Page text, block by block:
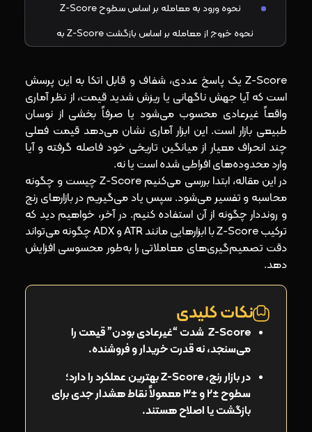
نحوه ورود به معامله بر اساس سطوح Z-Score
نحوه خروج از معامله بر اساس بازگشت Z-Score به
محدوده تعادلی
نحوه تعیین حد ضرر و سود بر اساس سطوح Z-Score
کاربرد Z-Score در معاملات جفتی (Pairs Trading)
معاملات جفتی چیست و چه تفاوتی با ترید معمول
دارد؟
محاسبه Z-Score اسپرد بین دو دارایی همبسته
نحوه ساختاردهی پوزیشن لانگ و شورت با Z-Score در
معاملات جفتی
شناسایی شکست همبستگی و مدیریت ریسک در
معاملات جفتی
نحوه نصب، فعال‌سازی و تنظیمات اندیکاتور Z-Score در
پلتفرم‌های معاملاتی
نحوه نصب، فعال‌سازی و تنظیمات اندیکاتور Z-Score
در تریدینگ ویو
ترکیب Z-Score با سایر ابزارهای تحلیل تکنیکال
Z-Score یک پاسخ عددی، شفاف و قابل‌ اتکا به این پرسش
است که آیا جهش ناگهانی یا ریزش شدید قیمت، از نظر آماری
واقعاً غیرعادی محسوب می‌شود یا صرفاً بخشی از نوسان
طبیعی بازار است. این ابزار آماری نشان می‌دهد قیمت فعلی
چند انحراف معیار از میانگین تاریخی خود فاصله گرفته و آیا
وارد محدوده‌های افراطی شده است یا نه.
در این مقاله، ابتدا بررسی می‌کنیم Z-Score چیست و چگونه
محاسبه و تفسیر می‌شود. سپس یاد می‌گیریم در بازارهای رنج
و رونددار چگونه از آن استفاده کنیم. در آخر، خواهیم دید که
ترکیب Z-Score با ابزارهایی مانند ATR و ADX چگونه می‌تواند
دقت تصمیم‌گیری‌های معاملاتی را به‌طور محسوسی افزایش
دهد.
نکات کلیدی
Z-Score شدت “غیرعادی بودن” قیمت را
می‌سنجد، نه قدرت خریدار و فروشنده.
در بازار رنج، Z-Score بهترین عملکرد را دارد؛
سطوح ±2 و ±3 معمولاً نقاط هشدار جدی برای
بازگشت یا اصلاح هستند.